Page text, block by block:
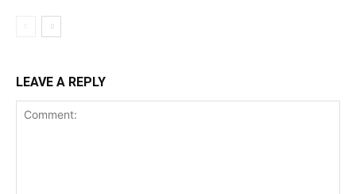
LEAVE A REPLY